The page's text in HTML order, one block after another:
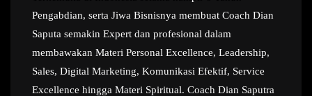
Pengabdian, serta Jiwa Bisnisnya membuat Coach Dian
Saputa semakin Expert dan profesional dalam
membawakan Materi Personal Excellence, Leadership,
Sales, Digital Marketing, Komunikasi Efektif, Service
Excellence hingga Materi Spiritual. Coach Dian Saputra